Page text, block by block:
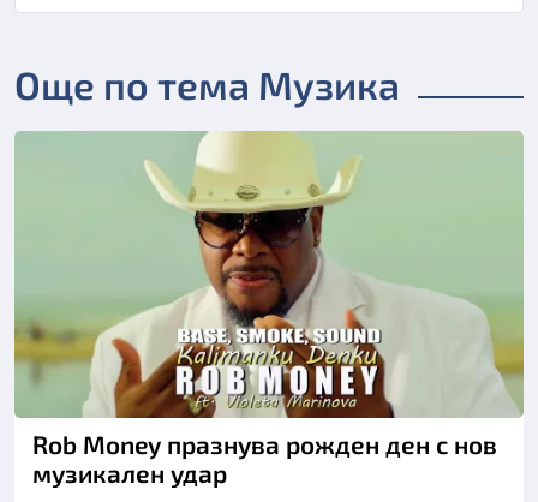
Още по тема Музика
Rob Money празнува рожден ден с нов
музикален удар